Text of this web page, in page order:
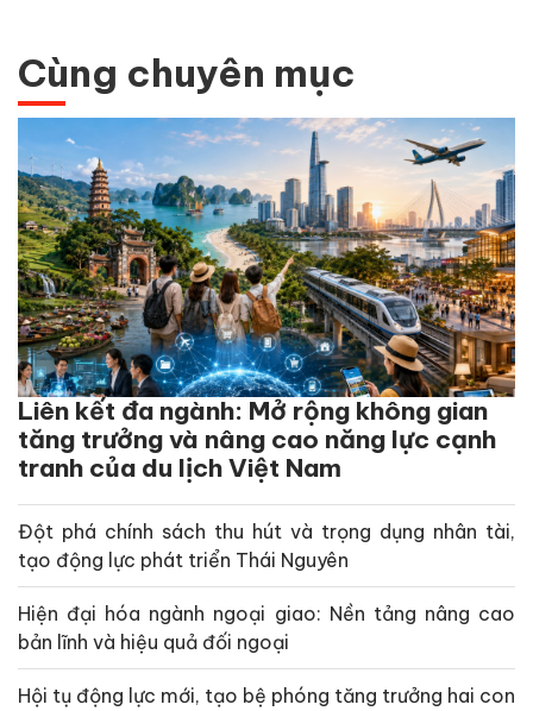
Cùng chuyên mục
Liên kết đa ngành: Mở rộng không gian
tăng trưởng và nâng cao năng lực cạnh
tranh của du lịch Việt Nam
Đột phá chính sách thu hút và trọng dụng nhân tài,
tạo động lực phát triển Thái Nguyên
Hiện đại hóa ngành ngoại giao: Nền tảng nâng cao
bản lĩnh và hiệu quả đối ngoại
Hội tụ động lực mới, tạo bệ phóng tăng trưởng hai con